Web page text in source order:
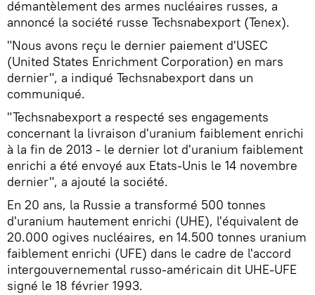
démantèlement des armes nucléaires russes, a
annoncé la société russe Techsnabexport (Tenex).
"Nous avons reçu le dernier paiement d'USEC
(United States Enrichment Corporation) en mars
dernier", a indiqué Techsnabexport dans un
communiqué.
"Techsnabexport a respecté ses engagements
concernant la livraison d'uranium faiblement enrichi
à la fin de 2013 - le dernier lot d'uranium faiblement
enrichi a été envoyé aux Etats-Unis le 14 novembre
dernier", a ajouté la société.
En 20 ans, la Russie a transformé 500 tonnes
d'uranium hautement enrichi (UHE), l'équivalent de
20.000 ogives nucléaires, en 14.500 tonnes uranium
faiblement enrichi (UFE) dans le cadre de l'accord
intergouvernemental russo-américain dit UHE-UFE
signé le 18 février 1993.